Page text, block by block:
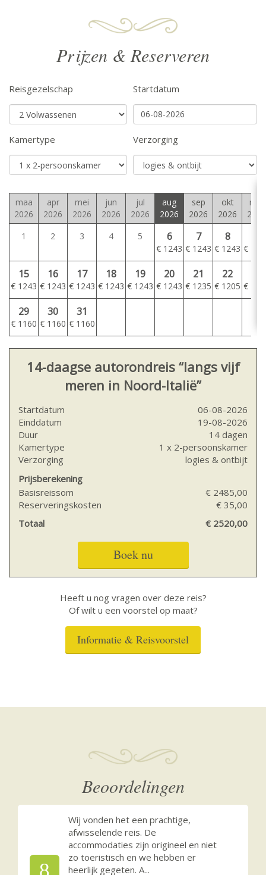
Prijzen & Reserveren
Reisgezelschap Startdatum
Kamertype Verzorging
maa
2026
apr
2026
mei
2026
jun
2026
jul
2026
aug
2026
sep
2026
okt
2026
nov
2026
1
2 3 4 5 6
€ 1243
7
€ 1243
8
€ 1243 €
15
€ 1243
16
€ 1243
17
€ 1243
18
€ 1243
19
€ 1243
20
€ 1243
21
€ 1235
22
€ 1205 €
29
€ 1160
30
€ 1160
31
€ 1160
14-daagse autorondreis “langs vijf
meren in Noord-Italië”
Startdatum
06-08-2026
Einddatum
19-08-2026
Duur
14 dagen
Kamertype
1 x 2-persoonskamer
Verzorging
logies & ontbijt
Prijsberekening
Basisreissom
€ 2485,00
Reserveringskosten
€ 35,00
Totaal
€ 2520,00
Boek nu
Heeft u nog vragen over deze reis?
Of wilt u een voorstel op maat?
Informatie & Reisvoorstel
Beoordelingen
Wij vonden het een prachtige,
afwisselende reis. De
accommodaties zijn origineel en niet
zo toeristisch en we hebben er
heerlijk gegeten. A...